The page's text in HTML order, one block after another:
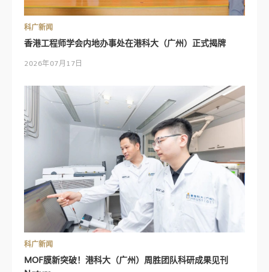
科广新闻
香港工程师学会内地办事处在港科大（广州）正式揭牌
2026年07月17日
科广新闻
MOF膜新突破！港科大（广州）周胜团队科研成果见刊